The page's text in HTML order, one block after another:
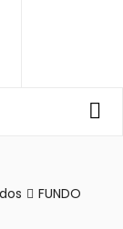
FUNDO